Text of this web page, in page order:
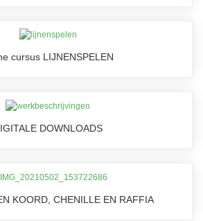
cursus LIJNENSPELEN
DOWNLOADS
KOORD, CHENILLE EN RAFFIA